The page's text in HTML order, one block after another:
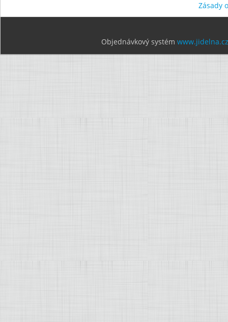
Zásady
Objednávkový systém www.jidelna.cz